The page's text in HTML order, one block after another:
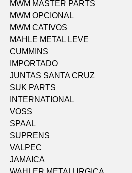
MWM MASTER PARTS
MWM OPCIONAL
MWM CATIVOS
MAHLE METAL LEVE
CUMMINS
IMPORTADO
JUNTAS SANTA CRUZ
SUK PARTS
INTERNATIONAL
VOSS
SPAAL
SUPRENS
VALPEC
JAMAICA